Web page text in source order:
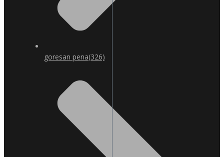
goresan pena(326)